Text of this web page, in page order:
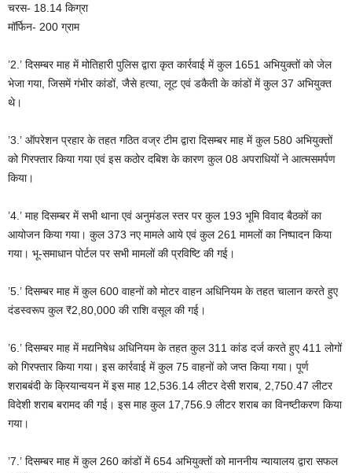
चरस- 18.14 किग्रा
मॉर्फिन- 200 ग्राम
’2.’ दिसम्‍बर माह में मोतिहारी पुलिस द्वारा कृत कार्रवाई में कुल 1651 अभियुक्तों को जेल
भेजा गया, जिसमें गंभीर कांडों, जैसे हत्या, लूट एवं डकैती के कांडों में कुल 37 अभियुक्त
थे।
’3.’ ऑपरेशन प्रहार के तहत गठित वज्र टीम द्वारा दिसम्‍बर माह में कुल 580 अभियुक्तों
को गिरफ्तार किया गया एवं इस कठोर दबिश के कारण कुल 08 अपराधियों ने आत्मसमर्पण
किया।
’4.’ माह दिसम्‍बर में सभी थाना एवं अनुमंडल स्तर पर कुल 193 भूमि विवाद बैठकों का
आयोजन किया गया। कुल 373 नए मामले आये एवं कुल 261 मामलों का निष्पादन किया
गया। भू-समाधान पोर्टल पर सभी मामलों की प्रविष्टि की गई।
’5.’ दिसम्‍बर माह में कुल 600 वाहनों को मोटर वाहन अधिनियम के तहत चालान करते हुए
दंडस्वरूप कुल ₹2,80,000 की राशि वसूल की गई।
’6.’ दिसम्‍बर माह में मद्यनिषेध अधिनियम के तहत कुल 311 कांड दर्ज करते हुए 411 लोगों
को गिरफ्तार किया गया। इस कार्रवाई में कुल 75 वाहनों को जप्त किया गया। पूर्ण
शराबबंदी के क्रियान्वयन में इस माह 12,536.14 लीटर देसी शराब, 2,750.47 लीटर
विदेशी शराब बरामद की गई। इस माह कुल 17,756.9 लीटर शराब का विनष्टीकरण किया
गया।
’7.’ दिसम्‍बर माह में कुल 260 कांडों में 654 अभियुक्तों को माननीय न्यायालय द्वारा सफल